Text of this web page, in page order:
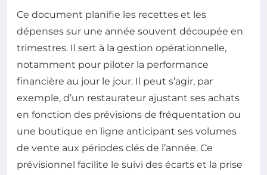
Ce document planifie les recettes et les
dépenses sur une année souvent découpée en
trimestres. Il sert à la gestion opérationnelle,
notamment pour piloter la performance
financière au jour le jour. Il peut s’agir, par
exemple, d’un restaurateur ajustant ses achats
en fonction des prévisions de fréquentation ou
une boutique en ligne anticipant ses volumes
de vente aux périodes clés de l’année. Ce
prévisionnel facilite le suivi des écarts et la prise